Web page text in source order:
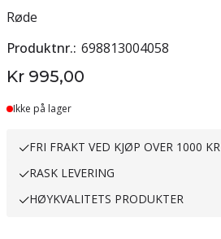
Røde
Produktnr. 698813004058
Kr 995,00
Ikke på lager
FRI FRAKT VED KJØP OVER 1000 KR
RASK LEVERING
HØYKVALITETS PRODUKTER